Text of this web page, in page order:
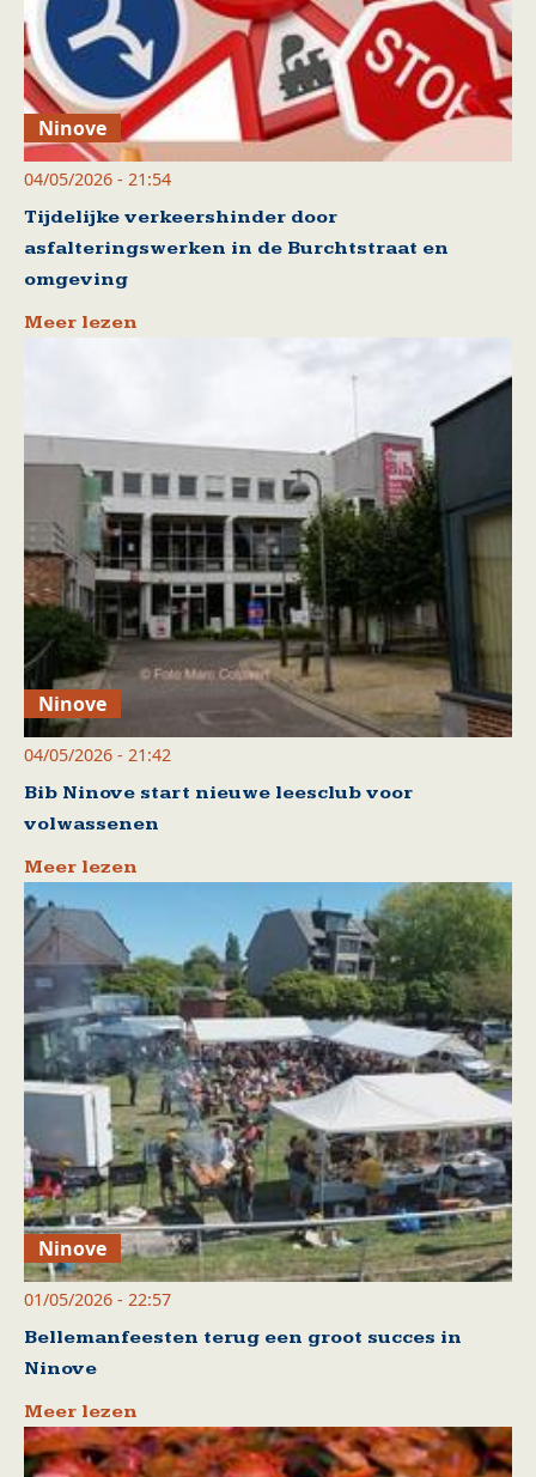
Ninove
04/05/2026 - 21:54
Tijdelijke verkeershinder door
asfalteringswerken in de Burchtstraat en
omgeving
Meer lezen
Ninove
04/05/2026 - 21:42
Bib Ninove start nieuwe leesclub voor
volwassenen
Meer lezen
Ninove
01/05/2026 - 22:57
Bellemanfeesten terug een groot succes in
Ninove
Meer lezen